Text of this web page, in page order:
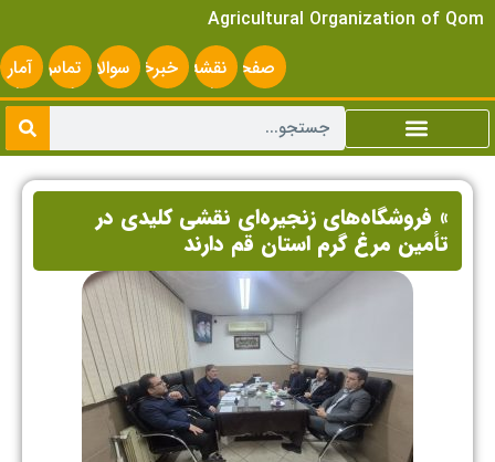
Agricultural Organization of Qom
صفحه
اصلی
نقشه
سایت
خبرخوانسوالات
متداول
تماس
با ما
آمار
» فروشگاه‌های زنجیره‌ای نقشی کلیدی در
تأمین مرغ گرم استان قم دارند